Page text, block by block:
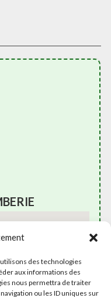
des technologies
aux informations des
nous permettra de traiter
ou les ID uniques sur